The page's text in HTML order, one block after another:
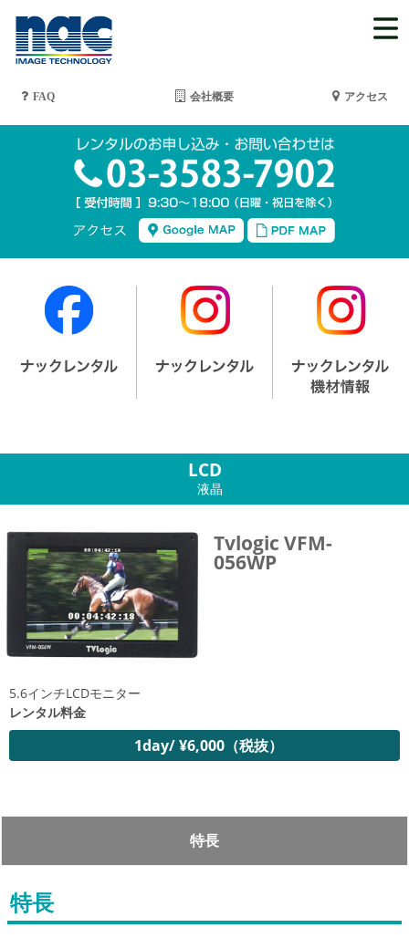
FAQ 会社概要 アクセス
LCD
液晶
Tvlogic VFM-
056WP
5.6インチLCDモニター
レンタル料金
1day/ ¥6,000（税抜）
特長
特長